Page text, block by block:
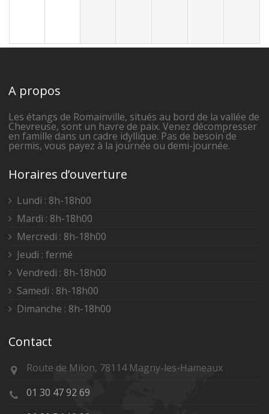
A propos
Les étangs de Romainville, situés au bord de la vallée de
Chevreuse, sont un havre de paix. Venez décompresser
en famille dans un cadre idyllique. Pas de besoin de
permis, vous payez à la journée ou demi-journée.
Horaires d’ouverture
Lundi : 8h-18h00
Mardi : 8h-18h00
Mercredi : 8h-18h00
Jeudi : fermé
Vendredi : 8h-18h00
Samedi : 8h-18h00
Dimanche : 8h-18h00
Contact
Route de Milon, 78114 Magny-les-Hameaux
01 30 47 92 69